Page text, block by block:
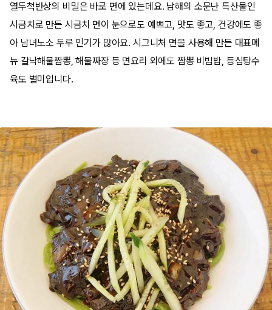
열두척반상의 비밀은 바로 면에 있는데요. 남해의 소문난 특산물인
시금치로 만든 시금치 면이 눈으로도 예쁘고, 맛도 좋고, 건강에도 좋
아 남녀노소 두루 인기가 많아요. 시그니처 면을 사용해 만든 대표메
뉴 갈낙해물짬뽕, 해물짜장 등 면요리 외에도 짬뽕 비빔밥, 등심탕수
육도 별미입니다.